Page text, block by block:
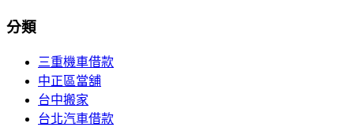
分類
三重機車借款
中正區當舖
台中搬家
台北汽車借款